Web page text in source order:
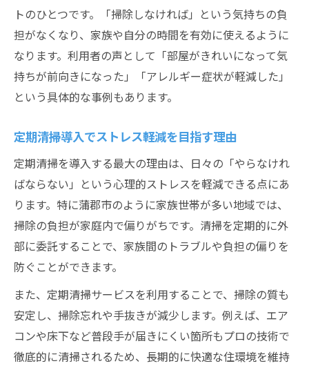
蒲郡市で定期清掃の相談ができる支援窓口
定期清掃に関する蒲郡市の相談体制とは
蒲郡市で利用できる定期清掃支援サービス
定期清掃の相談先を活用した問題解決法
蒲郡市の定期清掃支援で生活負担を減らそ
トのひとつです。「掃除しなければ」という気持ちの負
担がなくなり、家族や自分の時間を有効に使えるように
なります。利用者の声として「部屋がきれいになって気
持ちが前向きになった」「アレルギー症状が軽減した」
という具体的な事例もあります。
定期清掃導入でストレス軽減を目指す理由
定期清掃を導入する最大の理由は、日々の「やらなけれ
ばならない」という心理的ストレスを軽減できる点にあ
ります。特に蒲郡市のように家族世帯が多い地域では、
掃除の負担が家庭内で偏りがちです。清掃を定期的に外
部に委託することで、家族間のトラブルや負担の偏りを
防ぐことができます。
また、定期清掃サービスを利用することで、掃除の質も
安定し、掃除忘れや手抜きが減少します。例えば、エア
コンや床下など普段手が届きにくい箇所もプロの技術で
徹底的に清掃されるため、長期的に快適な住環境を維持